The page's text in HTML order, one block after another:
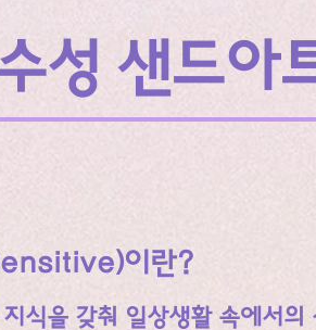
성 샌드아
이란?
식을 갖춰 일상생활 속에서의